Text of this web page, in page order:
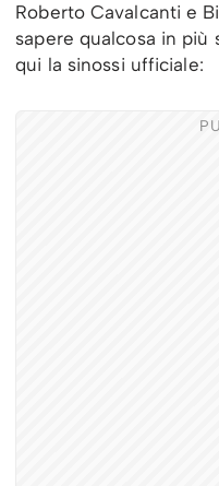
Roberto Cavalcanti e
sapere qualcosa in più
qui la sinossi ufficiale: